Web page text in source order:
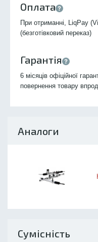
Оплата
При отриманні, LiqPay
(безготівковий переказ)
Гарантія
6 місяців офіційної
повернення товару
Аналоги
Сумісність